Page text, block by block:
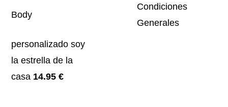
Body
personalizado soy
la estrella de la
casa 14.95€
Condiciones
Generales